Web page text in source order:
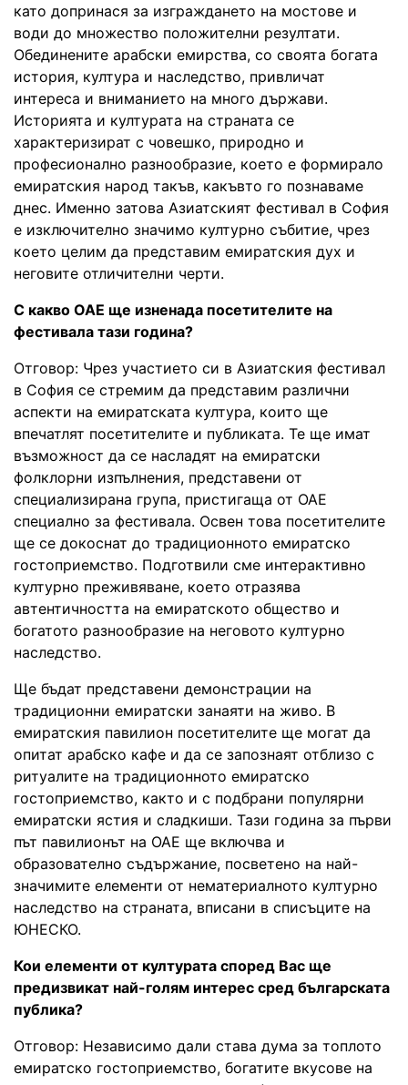
като допринася за изграждането на мостове и
води до множество положителни резултати.
Обединените арабски емирства, со своята богата
история, култура и наследство, привличат
интереса и вниманието на много държави.
Историята и културата на страната се
характеризират с човешко, природно и
професионално разнообразие, което е формирало
емиратския народ такъв, какъвто го познаваме
днес. Именно затова Азиатският фестивал в София
е изключително значимо културно събитие, чрез
което целим да представим емиратския дух и
неговите отличителни черти.
С какво ОАЕ ще изненада посетителите на
фестивала тази година?
Отговор: Чрез участието си в Азиатския фестивал
в София се стремим да представим различни
аспекти на емиратската култура, които ще
впечатлят посетителите и публиката. Те ще имат
възможност да се насладят на емиратски
фолклорни изпълнения, представени от
специализирана група, пристигаща от ОАЕ
специално за фестивала. Освен това посетителите
ще се докоснат до традиционното емиратско
гостоприемство. Подготвили сме интерактивно
културно преживяване, което отразява
автентичността на емиратското общество и
богатото разнообразие на неговото културно
наследство.
Ще бъдат представени демонстрации на
традиционни емиратски занаяти на живо. В
емиратския павилион посетителите ще могат да
опитат арабско кафе и да се запознаят отблизо с
ритуалите на традиционното емиратско
гостоприемство, както и с подбрани популярни
емиратски ястия и сладкиши. Тази година за първи
път павилионът на ОАЕ ще включва и
образователно съдържание, посветено на най-
значимите елементи от нематериалното културно
наследство на страната, вписани в списъците на
ЮНЕСКО.
Кои елементи от културата според Вас ще
предизвикат най-голям интерес сред българската
публика?
Отговор: Независимо дали става дума за топлото
емиратско гостоприемство, богатите вкусове на